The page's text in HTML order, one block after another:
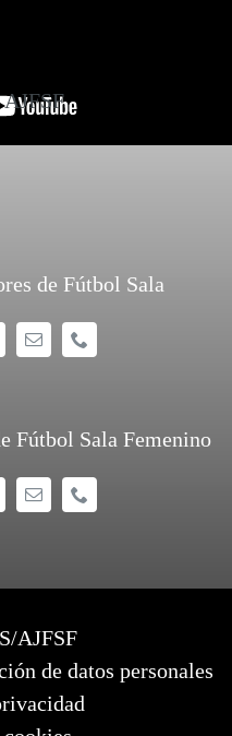
de Fútbol Sala
Fútbol Sala Femenino
AJFSF
de datos personales